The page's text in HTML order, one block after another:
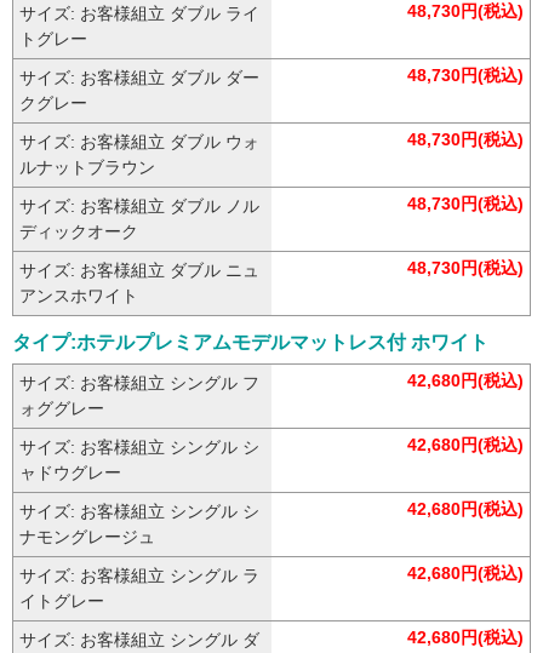
サイズ: お客様組立 ダブル ライ
トグレー
48,730円(税込)
サイズ: お客様組立 ダブル ダー
クグレー
48,730円(税込)
サイズ: お客様組立 ダブル ウォ
ルナットブラウン
48,730円(税込)
サイズ: お客様組立 ダブル ノル
ディックオーク
48,730円(税込)
サイズ: お客様組立 ダブル ニュ
アンスホワイト
48,730円(税込)
タイプ:ホテルプレミアムモデルマットレス付 ホワイト
サイズ: お客様組立 シングル フ
ォググレー
42,680円(税込)
サイズ: お客様組立 シングル シ
ャドウグレー
42,680円(税込)
サイズ: お客様組立 シングル シ
ナモングレージュ
42,680円(税込)
サイズ: お客様組立 シングル ラ
イトグレー
42,680円(税込)
サイズ: お客様組立 シングル ダ
42,680円(税込)